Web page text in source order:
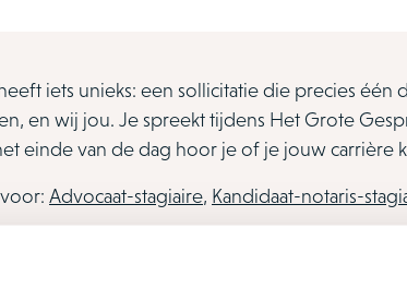
iets unieks: een sollicitatie die precies
en wij jou. Je spreekt tijdens Het Grote
einde van de dag hoor je of je jouw carrière
Advocaat-stagiaire, Kandidaat-notaris-